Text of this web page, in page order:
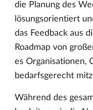
die Planung des
lösungsorientiert
das Feedback aus
Roadmap von
es Organisationen,
bedarfsgerecht
Während des